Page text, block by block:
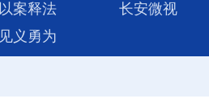
以案释法
长安微视
见义勇为